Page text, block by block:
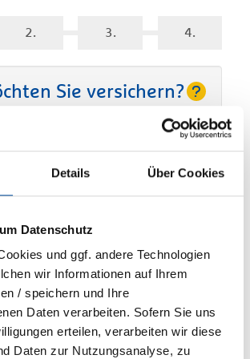
Details Über Cookies
Datenschutz
und ggf. andere Technologien
wir Informationen auf Ihrem
/ speichern und Ihre
Daten verarbeiten. Sofern Sie uns
erteilen, verarbeiten wir diese
Daten zur Nutzungsanalyse, zu
2. 3. 4.
Sie versichern?
Versicherungssumme?